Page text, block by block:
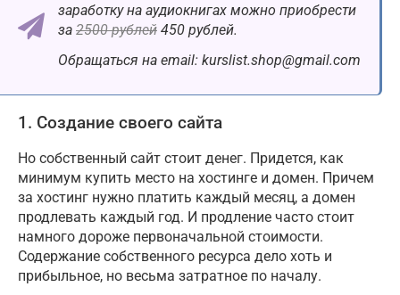
заработку на аудиокнигах можно приобрести
за 2500 рублей 450 рублей.
Обращаться на email: kurslist.shop@gmail.com
1. Создание своего сайта
Но собственный сайт стоит денег. Придется, как
минимум купить место на хостинге и домен. Причем
за хостинг нужно платить каждый месяц, а домен
продлевать каждый год. И продление часто стоит
намного дороже первоначальной стоимости.
Содержание собственного ресурса дело хоть и
прибыльное, но весьма затратное по началу.